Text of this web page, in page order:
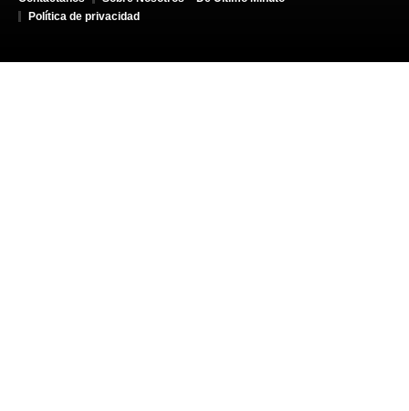
Política de privacidad